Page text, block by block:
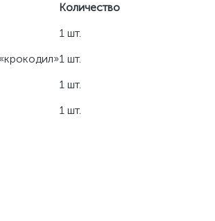
Количество
1 шт.
1 шт.
1 шт.
1 шт.